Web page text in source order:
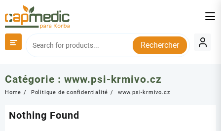
to
content
Rechercher
Catégorie : www.psi-krmivo.cz
Home Politique de confidentialité www.psi-krmivo.cz
Nothing Found